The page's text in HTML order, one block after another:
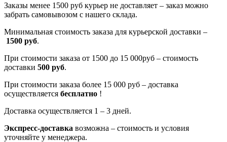
Заказы менее 1500 руб курьер не доставляет – заказ можно
забрать самовывозом с нашего склада.
Минимальная стоимость заказа для курьерской доставки –
1500 руб.
При стоимости заказа от 1500 до 15 000руб – стоимость
доставки 500 руб.
При стоимости заказа более 15 000 руб – доставка
осуществляется бесплатно !
Доставка осуществляется 1 – 3 дней.
Экспресс-доставка возможна – стоимость и условия
уточняйте у менеджера.